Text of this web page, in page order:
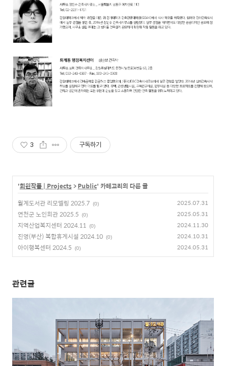
3 구독하기
'회원작품 | Projects > Public' 카테고리의 다른 글
월계도서관 리모델링 2025.7 (0) 2025.07.31
연천군 노인회관 2025.5 (0) 2025.05.31
지역산업복지센터 2024.11 (0) 2024.11.30
진영(부산) 복합휴게시설 2024.10 (0) 2024.10.31
아이행복센터 2024.5 (0) 2024.05.31
관련글